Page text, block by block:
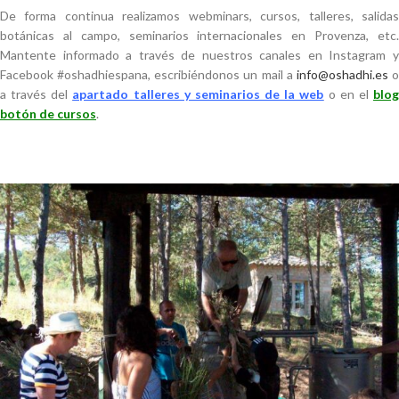
De forma continua realizamos webminars, cursos, talleres, salidas
botánicas al campo, seminarios internacionales en Provenza, etc.
Mantente informado a través de nuestros canales en Instagram y
Facebook #oshadhiespana, escribiéndonos un mail a info@oshadhi.es o
a través del apartado talleres y seminarios de la web o en el blog
botón de cursos.